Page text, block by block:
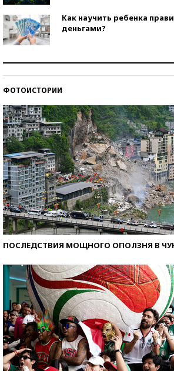
Как научить ребенка
деньгами?
ФОТОИСТОРИИ
ПОСЛЕДСТВИЯ МОЩНОГО ОПОЛЗНЯ В